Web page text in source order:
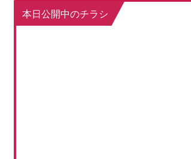
本日公開中のチラシ